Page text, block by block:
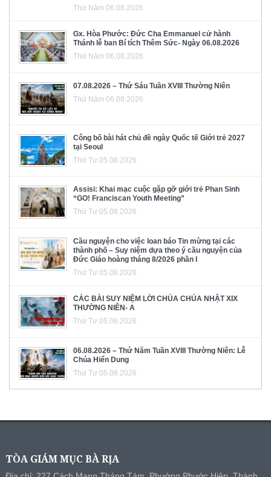
Thứ Năm 06.08.2026
Gx. Hòa Phước: Đức Cha Emmanuel cử hành
Thánh lễ ban Bí tích Thêm Sức- Ngày 06.08.2026
Thứ Năm 06.08.2026
07.08.2026 – Thứ Sáu Tuần XVIII Thường Niên
Thứ Năm 06.08.2026
Công bố bài hát chủ đề ngày Quốc tế Giới trẻ 2027
tại Seoul
Thứ Tư 05.08.2026
Assisi: Khai mạc cuộc gặp gỡ giới trẻ Phan Sinh
“GO! Franciscan Youth Meeting”
Thứ Tư 05.08.2026
Cầu nguyện cho việc loan báo Tin mừng tại các
thành phố – Suy niệm dựa theo ý cầu nguyện của
Đức Giáo hoàng tháng 8/2026 phần I
Thứ Tư 05.08.2026
CÁC BÀI SUY NIỆM LỜI CHÚA CHÚA NHẬT XIX
THƯỜNG NIÊN- A
Thứ Tư 05.08.2026
06.08.2026 – Thứ Năm Tuần XVIII Thường Niên: Lễ
Chúa Hiển Dung
Thứ Tư 05.08.2026
TÒA GIÁM MỤC BÀ RỊA